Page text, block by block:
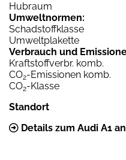
Hubraum
Umweltnormen:
Schadstoffklasse
Umweltplakette
Verbrauch und
Kraftstoffverbr. komb.
CO2-Emissionen komb.
CO2-Klasse
Standort
Details zum Audi A1